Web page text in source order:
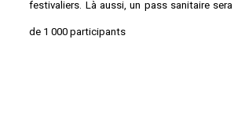
festivaliers. Là aussi, un pass sanitaire
de 1 000 participants